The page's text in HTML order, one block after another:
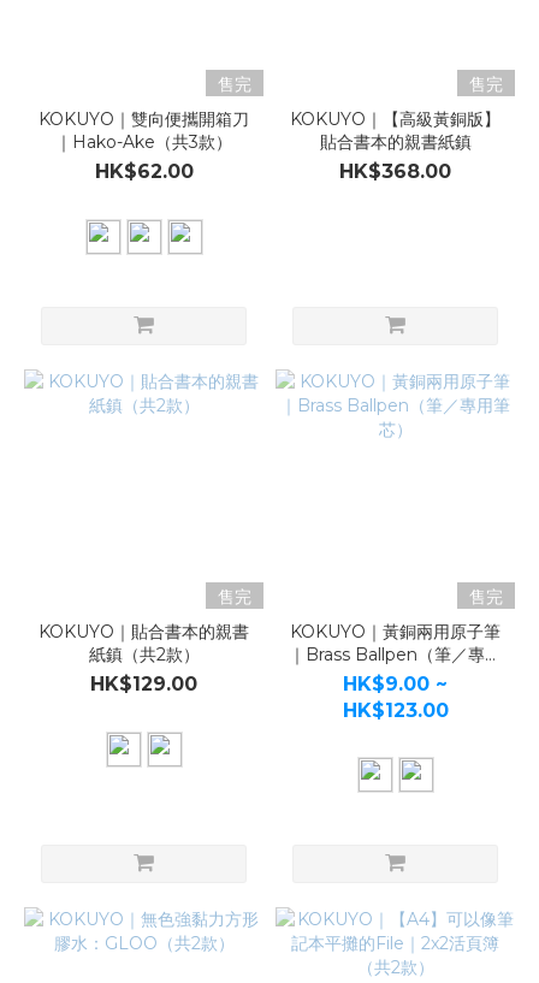
售完
KOKUYO｜雙向便攜開箱刀
｜Hako-Ake（共3款）
HK$62.00
售完
KOKUYO｜【高級黃銅版】
貼合書本的親書紙鎮
HK$368.00
售完
KOKUYO｜貼合書本的親書
紙鎮（共2款）
HK$129.00
售完
KOKUYO｜黃銅兩用原子筆
｜Brass Ballpen（筆／專用
筆芯）
HK$9.00 ~
HK$123.00